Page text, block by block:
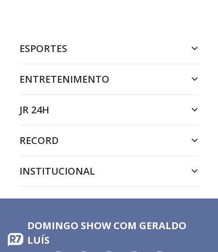
ESPORTES
ENTRETENIMENTO
JR 24H
RECORD
INSTITUCIONAL
DOMINGO SHOW COM GERALDO
LUÍS